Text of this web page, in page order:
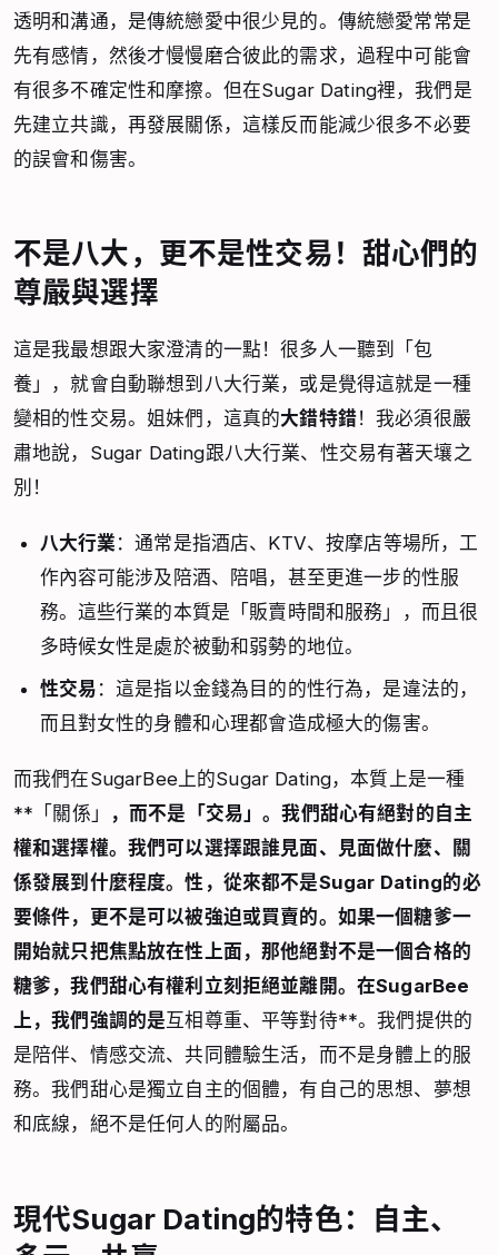
透明和溝通，是傳統戀愛中很少見的。傳統戀愛常常是
先有感情，然後才慢慢磨合彼此的需求，過程中可能會
有很多不確定性和摩擦。但在Sugar Dating裡，我們是
先建立共識，再發展關係，這樣反而能減少很多不必要
的誤會和傷害。
不是八大，更不是性交易！甜心們的
尊嚴與選擇
這是我最想跟大家澄清的一點！很多人一聽到「包
養」，就會自動聯想到八大行業，或是覺得這就是一種
變相的性交易。姐妹們，這真的大錯特錯！我必須很嚴
肅地說，Sugar Dating跟八大行業、性交易有著天壤之
別！
八大行業 ：通常是指酒店、KTV、按摩店等場所，工
作內容可能涉及陪酒、陪唱，甚至更進一步的性服
務。這些行業的本質是「販賣時間和服務」，而且很
多時候女性是處於被動和弱勢的地位。
性交易 ：這是指以金錢為目的的性行為，是違法的，
而且對女性的身體和心理都會造成極大的傷害。
而我們在SugarBee上的Sugar Dating，本質上是一種
**「關係」
，而不是「交易」。我們甜心有絕對的自主
權和選擇權。我們可以選擇跟誰見面、見面做什麼、關
係發展到什麼程度。性，從來都不是Sugar Dating的必
要條件，更不是可以被強迫或買賣的。如果一個糖爹一
開始就只把焦點放在性上面，那他絕對不是一個合格的
糖爹，我們甜心有權利立刻拒絕並離開。在SugarBee
上，我們強調的是互相尊重、平等對待**。我們提供的
是陪伴、情感交流、共同體驗生活，而不是身體上的服
務。我們甜心是獨立自主的個體，有自己的思想、夢想
和底線，絕不是任何人的附屬品。
現代Sugar Dating的特色：自主、